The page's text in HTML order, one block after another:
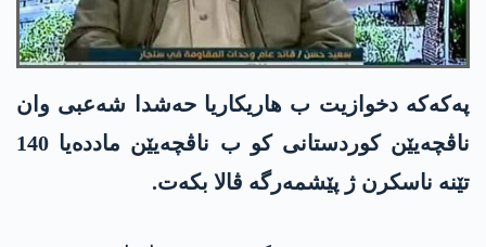
پەکەکە دخوازیت ب هاریکاریا حەشدا شەعبی وان
ناڤچەیێن کوردستانی کو ب ناڤچەیێن ماددەیا 140
تێنە ناسکرن ژ پێشمەرگە ڤالا بکەت.